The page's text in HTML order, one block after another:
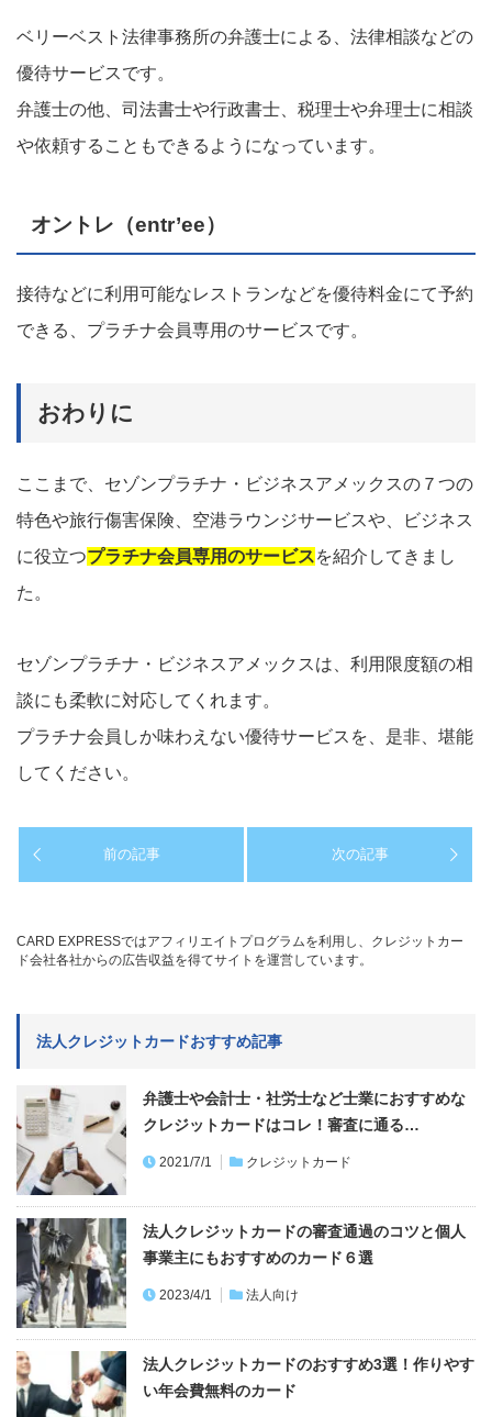
ベリーベスト法律事務所の弁護士による、法律相談などの
優待サービスです。
弁護士の他、司法書士や行政書士、税理士や弁理士に相談
や依頼することもできるようになっています。
オントレ（entr’ee）
接待などに利用可能なレストランなどを優待料金にて予約
できる、プラチナ会員専用のサービスです。
おわりに
ここまで、セゾンプラチナ・ビジネスアメックスの７つの
特色や旅行傷害保険、空港ラウンジサービスや、ビジネス
に役立つプラチナ会員専用のサービスを紹介してきまし
た。
セゾンプラチナ・ビジネスアメックスは、利用限度額の相
談にも柔軟に対応してくれます。
プラチナ会員しか味わえない優待サービスを、是非、堪能
してください。
前の記事 次の記事
CARD EXPRESSではアフィリエイトプログラムを利用し、クレジットカー
ド会社各社からの広告収益を得てサイトを運営しています。
法人クレジットカードおすすめ記事
弁護士や会計士・社労士など士業におすすめな
クレジットカードはコレ！審査に通る…
2021/7/1 クレジットカード
法人クレジットカードの審査通過のコツと個人
事業主にもおすすめのカード６選
2023/4/1 法人向け
法人クレジットカードのおすすめ3選！作りやす
い年会費無料のカード